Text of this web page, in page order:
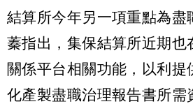
結算所今年另一項重點為盡
蓁指出，集保結算所近期也
關係平台相關功能，以利提
化產製盡職治理報告書所需